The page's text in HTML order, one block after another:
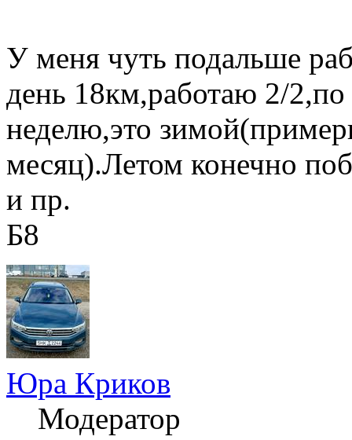
У меня чуть подальше
день 18км,работаю 2/
неделю,это
месяц).Летом конечно
и пр.
Б8
Юра Криков
Модератор